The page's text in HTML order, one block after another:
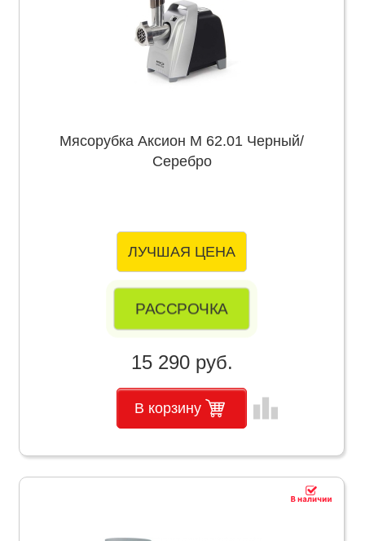
Мясорубка Аксион М 62.01 Черный/
Серебро
ЛУЧШАЯ ЦЕНА
РАССРОЧКА
15 290 руб.
В корзину leaderboard